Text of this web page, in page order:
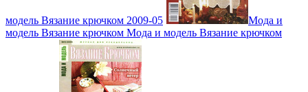
модель Вязание крючком 2009-05
Мода и
модель Вязание крючком Мода и модель Вязание крючком